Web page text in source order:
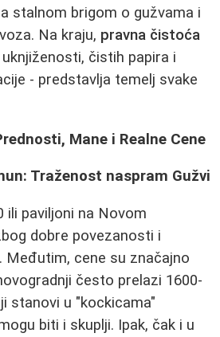
stalnom brigom o gužvama i
Na kraju, pravna čistoća
čistih papira i
- predstavlja temelj svake
Mane i Realne Cene
Traženost naspram Gužvi
ili paviljoni na Novom
dobre povezanosti i
Međutim, cene su značajno
često prelazi 1600-
stanovi u "kockicama"
biti i skuplji. Ipak, čak i u